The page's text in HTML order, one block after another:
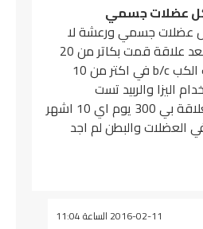
جسمي
جسمي ورعشة لا
ارادية في العضلات بعد علاقة قمت بكاتر من 20
تحليل لليدز و الاتهاب الكب b/c في اكتر من 10
والربيد تست
والبورش411 بعد العلاقة بي 300 يوم اي 10 اشهر
والبطن لم اجد
2016-02-11 الساعة 11:04